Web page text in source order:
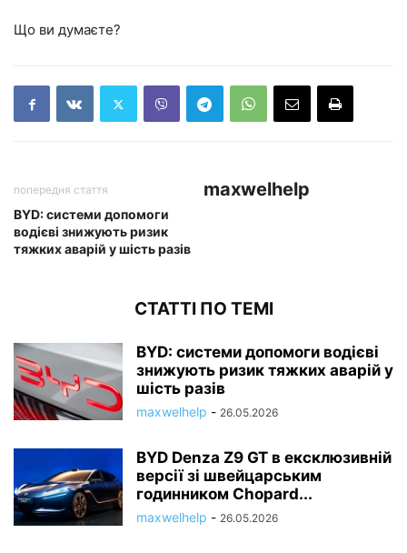
Що ви думаєте?
попередня стаття
BYD: системи допомоги
водієві знижують ризик
тяжких аварій у шість разів
maxwelhelp
СТАТТІ ПО ТЕМІ
BYD: системи допомоги водієві
знижують ризик тяжких аварій у
шість разів
maxwelhelp - 26.05.2026
BYD Denza Z9 GT в ексклюзивній
версії зі швейцарським
годинником Chopard...
maxwelhelp - 26.05.2026